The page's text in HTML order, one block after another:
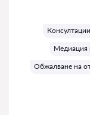
Медиация
Обжалване на